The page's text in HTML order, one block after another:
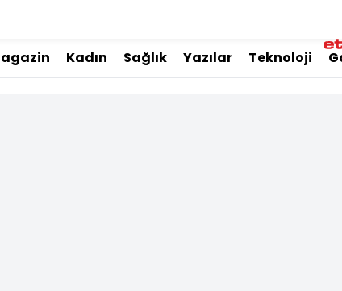
Kadın Sağlık Yazılar Teknoloji